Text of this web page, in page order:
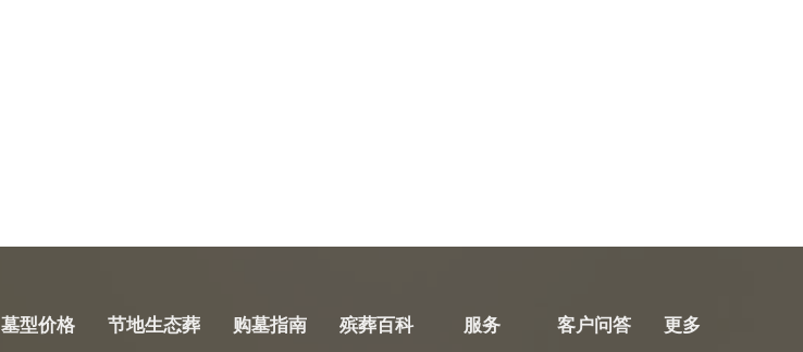
墓型价格 节地生态葬 购墓指南 殡葬百科 服务 客户问答 更多